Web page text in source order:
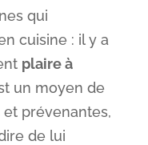
qui
cuisine : il y a
plaire à
un moyen de
prévenantes,
de lui